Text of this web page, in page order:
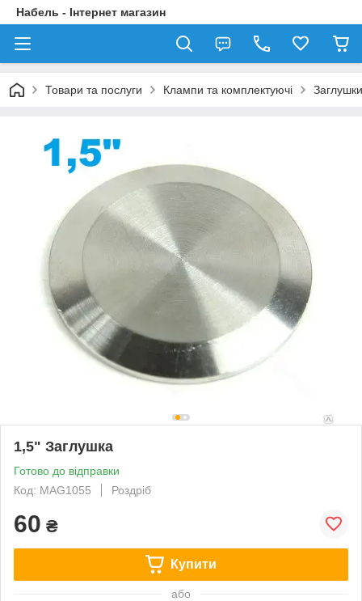
Набель - Інтернет магазин
Товари та послуги Клампи та комплектуючі
1,5" Заглушка
Готово до відправки
Код: MAG1055
Роздріб
60 ₴
Купити
або